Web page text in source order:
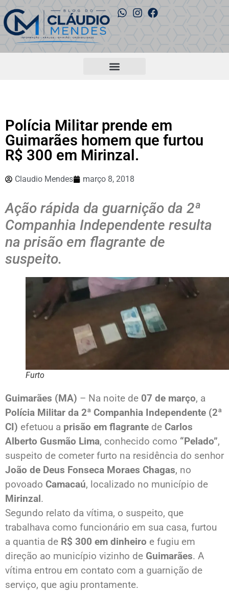
Polícia Militar prende em
Guimarães homem que furtou
R$ 300 em Mirinzal.
Claudio Mendes março 8, 2018
Ação rápida da guarnição da 2ª
Companhia Independente resulta
na prisão em flagrante de
suspeito.
Furto
Guimarães (MA) – Na noite de 07 de março, a
Polícia Militar da 2ª Companhia Independente (2ª
CI) efetuou a prisão em flagrante de Carlos
Alberto Gusmão Lima, conhecido como “Pelado”,
suspeito de cometer furto na residência do senhor
João de Deus Fonseca Moraes Chagas, no
povoado Camacaú, localizado no município de
Mirinzal.
Segundo relato da vítima, o suspeito, que
trabalhava como funcionário em sua casa, furtou
a quantia de R$ 300 em dinheiro e fugiu em
direção ao município vizinho de Guimarães. A
vítima entrou em contato com a guarnição de
serviço, que agiu prontamente.